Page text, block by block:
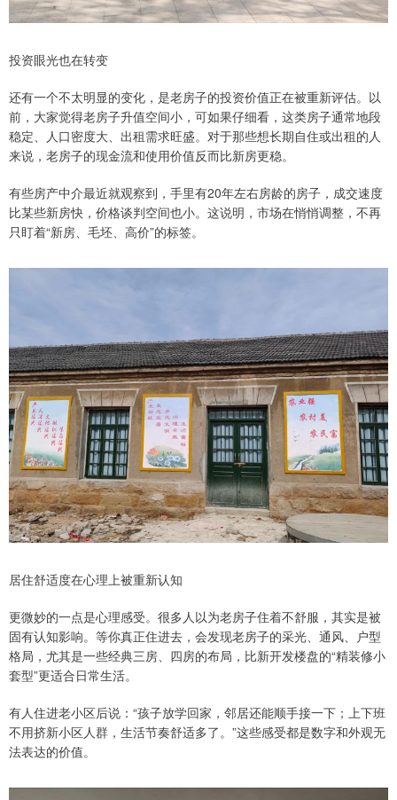
投资眼光也在转变
还有一个不太明显的变化，是老房子的投资价值正在被重新评估。以
前，大家觉得老房子升值空间小，可如果仔细看，这类房子通常地段
稳定、人口密度大、出租需求旺盛。对于那些想长期自住或出租的人
来说，老房子的现金流和使用价值反而比新房更稳。
有些房产中介最近就观察到，手里有20年左右房龄的房子，成交速度
比某些新房快，价格谈判空间也小。这说明，市场在悄悄调整，不再
只盯着“新房、毛坯、高价”的标签。
居住舒适度在心理上被重新认知
更微妙的一点是心理感受。很多人以为老房子住着不舒服，其实是被
固有认知影响。等你真正住进去，会发现老房子的采光、通风、户型
格局，尤其是一些经典三房、四房的布局，比新开发楼盘的“精装修小
套型”更适合日常生活。
有人住进老小区后说：“孩子放学回家，邻居还能顺手接一下；上下班
不用挤新小区人群，生活节奏舒适多了。”这些感受都是数字和外观无
法表达的价值。